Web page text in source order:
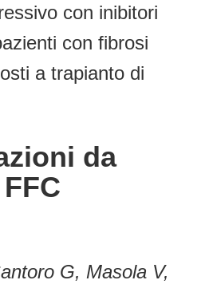
con inibitori
con fibrosi
a trapianto di
da
G, Masola V,